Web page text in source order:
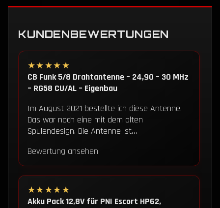
KUNDENBEWERTUNGEN
★★★★★
CB Funk 5/8 Drahtantenne – 24,90 – 30 MHz
– RG58 CU/AL – Eigenbau
Im August 2021 bestellte ich diese Antenne.
Das war noch eine mit dem alten
Spulendesign. Die Antenne ist…
Bewertung ansehen
★★★★★
Akku Pack 12,8V für PNI Escort HP62,